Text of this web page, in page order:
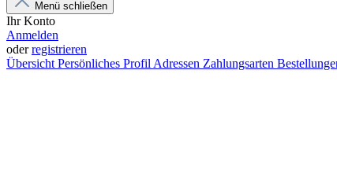
Menü schließen
Ihr Konto
Anmelden
oderregistrieren
Übersicht Persönliches Profil Adressen Zahlungsarten